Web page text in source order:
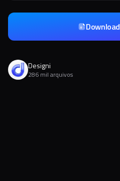
Download
Designi
286 mil arquivos